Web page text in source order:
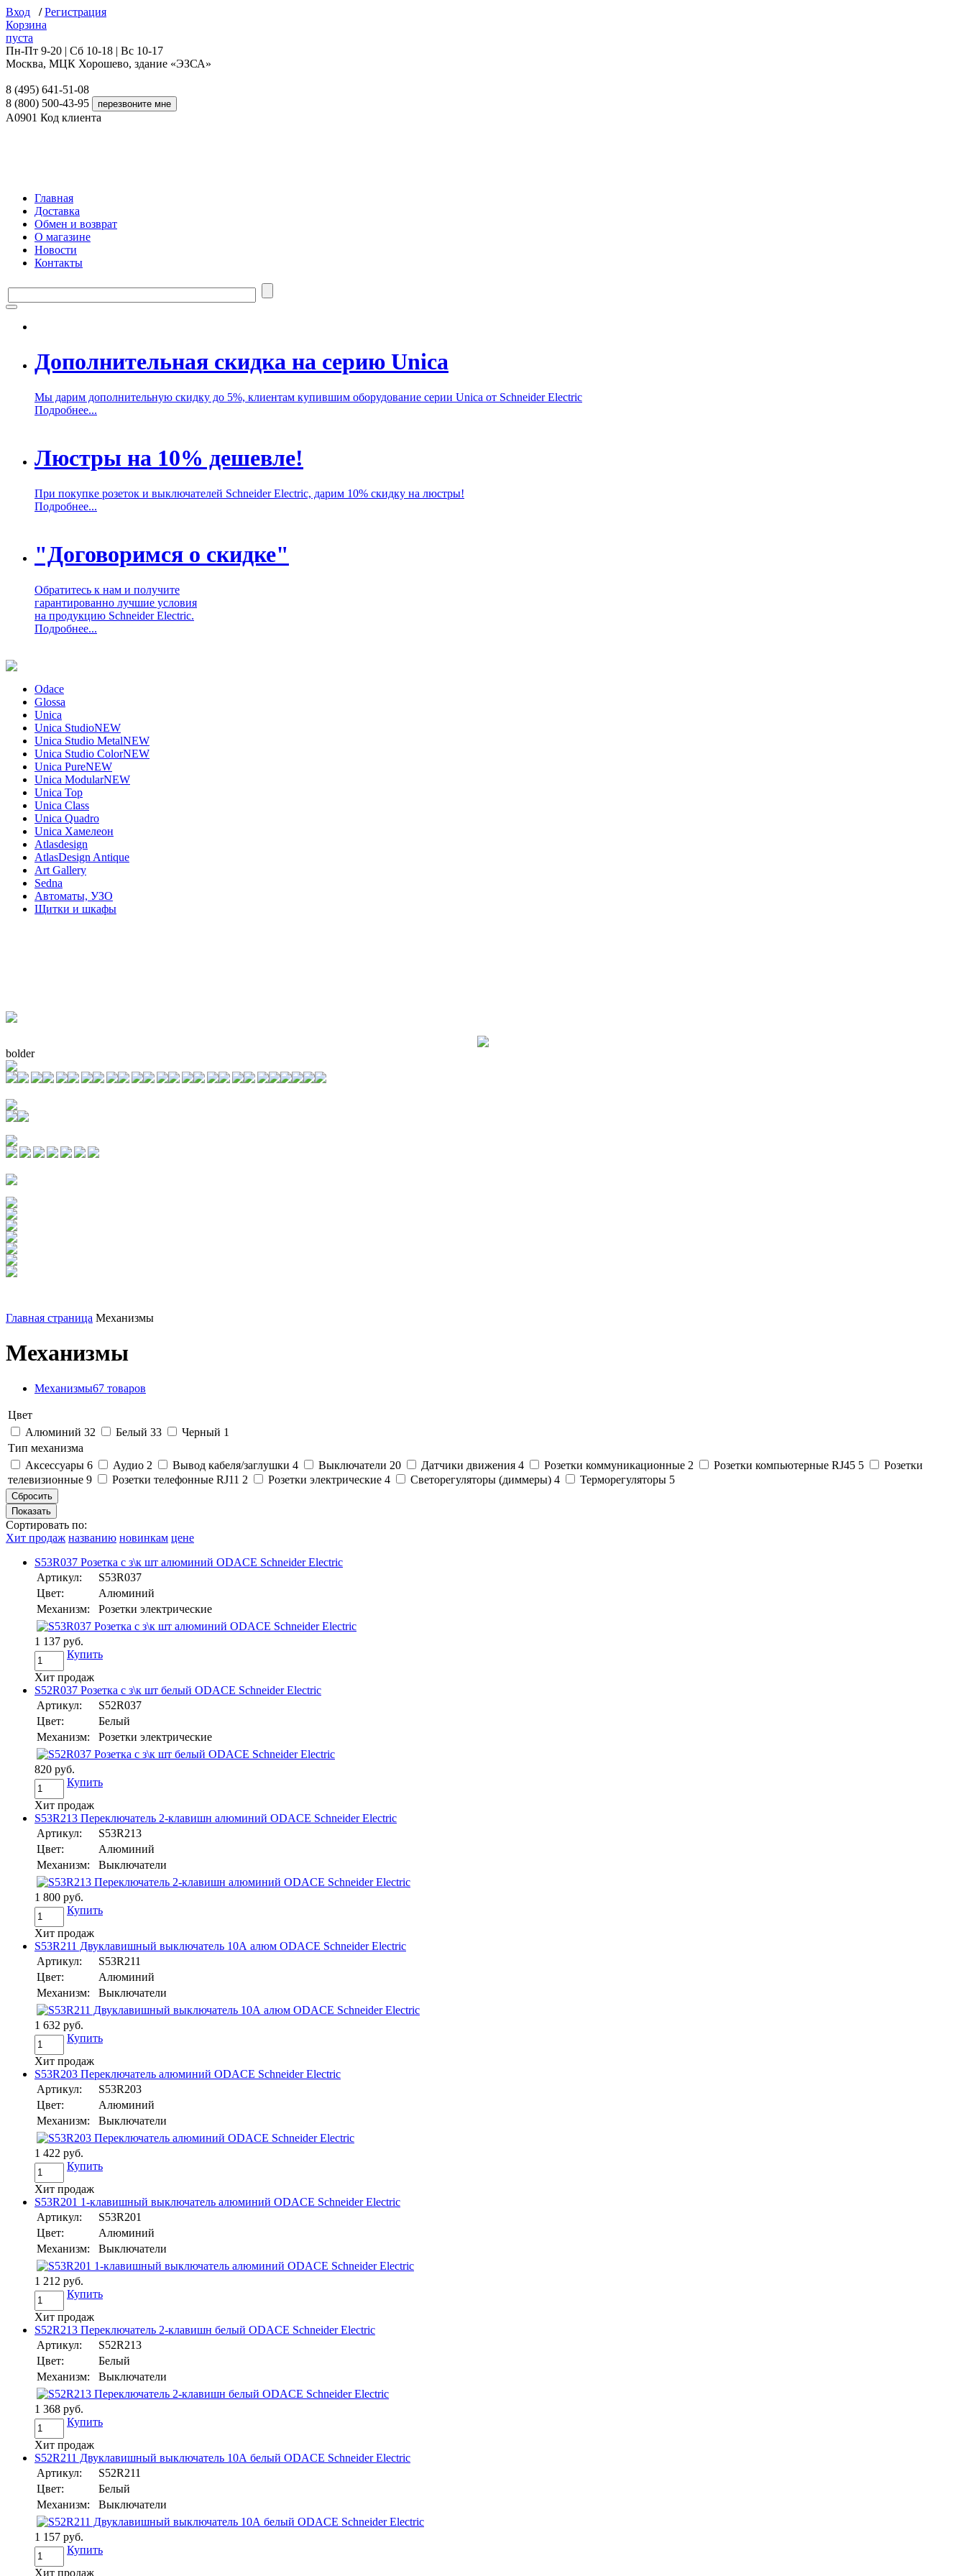
Вход / Регистрация
Корзина
пуста
Пн-Пт 9-20 | Сб 10-18 | Вс 10-17
Москва, МЦК Хорошево, здание «ЭЗСА»
8 (495) 641-51-08
8 (800) 500-43-95
A0901 Код клиента
Главная
Доставка
Обмен и возврат
О магазине
Новости
Контакты
Дополнительная скидка на серию Unica
Мы дарим дополнительную скидку до 5%, клиентам купившим оборудование серии Unica от Schneider Electric
Подробнее...
Люстры на 10% дешевле!
При покупке розеток и выключателей Schneider Electric, дарим 10% скидку на люстры!
Подробнее...
"Договоримся о скидке"
Обратитесь к нам и получите
гарантированно лучшие условия
на продукцию Schneider Electric.
Подробнее...
Odace
Glossa
Unica
Unica StudioNEW
Unica Studio MetalNEW
Unica Studio ColorNEW
Unica PureNEW
Unica ModularNEW
Unica Top
Unica Class
Unica Quadro
Unica Хамелеон
Atlasdesign
AtlasDesign Antique
Art Gallery
Sedna
Автоматы, УЗО
Щитки и шкафы
bolder
Главная страница Механизмы
Механизмы
Механизмы67 товаров
Цвет
Алюминий 32 Белый 33 Черный 1
Тип механизма
Аксессуары 6 Аудио 2 Вывод кабеля/заглушки 4 Выключатели 20 Датчики движения 4 Розетки коммуникационные 2 Розетки компьютерные RJ45 5
Розетки
телевизионные 9 Розетки телефонные RJ11 2 Розетки электрические 4 Светорегуляторы (диммеры) 4 Терморегуляторы 5
Сортировать по:
Хит продаж названию новинкам цене
S53R037 Розетка с з\к шт алюминий ODACE Schneider Electric
Артикул:
S53R037
Цвет:
Алюминий
Механизм:
Розетки электрические
1 137 руб.
Купить
Хит продаж
S52R037 Розетка с з\к шт белый ODACE Schneider Electric
Артикул:
S52R037
Цвет:
Белый
Механизм:
Розетки электрические
820 руб.
Купить
Хит продаж
S53R213 Переключатель 2-клавишн алюминий ODACE Schneider Electric
Артикул:
S53R213
Цвет:
Алюминий
Механизм:
Выключатели
1 800 руб.
Купить
Хит продаж
S53R211 Двуклавишный выключатель 10А алюм ODACE Schneider Electric
Артикул:
S53R211
Цвет:
Алюминий
Механизм:
Выключатели
1 632 руб.
Купить
Хит продаж
S53R203 Переключатель алюминий ODACE Schneider Electric
Артикул:
S53R203
Цвет:
Алюминий
Механизм:
Выключатели
1 422 руб.
Купить
Хит продаж
S53R201 1-клавишный выключатель алюминий ODACE Schneider Electric
Артикул:
S53R201
Цвет:
Алюминий
Механизм:
Выключатели
1 212 руб.
Купить
Хит продаж
S52R213 Переключатель 2-клавишн белый ODACE Schneider Electric
Артикул:
S52R213
Цвет:
Белый
Механизм:
Выключатели
1 368 руб.
Купить
Хит продаж
S52R211 Двуклавишный выключатель 10А белый ODACE Schneider Electric
Артикул:
S52R211
Цвет:
Белый
Механизм:
Выключатели
1 157 руб.
Купить
Хит продаж